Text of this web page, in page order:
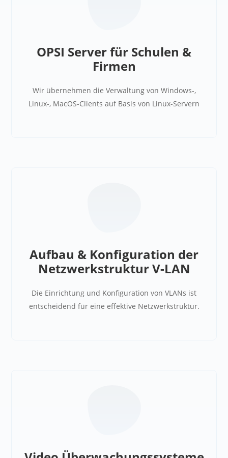
OPSI Server für Schulen &
Firmen
Wir übernehmen die Verwaltung von Windows-,
Linux-, MacOS-Clients auf Basis von Linux-Servern
Aufbau & Konfiguration der
Netzwerkstruktur V-LAN
Die Einrichtung und Konfiguration von VLANs ist
entscheidend für eine effektive Netzwerkstruktur.